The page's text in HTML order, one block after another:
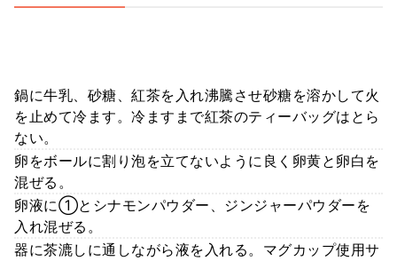
鍋に牛乳、砂糖、紅茶を入れ沸騰させ砂糖を溶かして火
を止めて冷ます。冷ますまで紅茶のティーバッグはとら
ない。
卵をボールに割り泡を立てないように良く卵黄と卵白を
混ぜる。
卵液に①とシナモンパウダー、ジンジャーパウダーを
入れ混ぜる。
器に茶漉しに通しながら液を入れる。マグカップ使用サ